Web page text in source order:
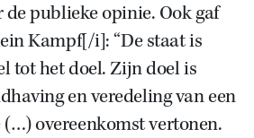
de publieke opinie. Ook gaf
Kampf[/i]: “De staat is
tot het doel. Zijn doel is
en veredeling van een
overeenkomst vertonen.